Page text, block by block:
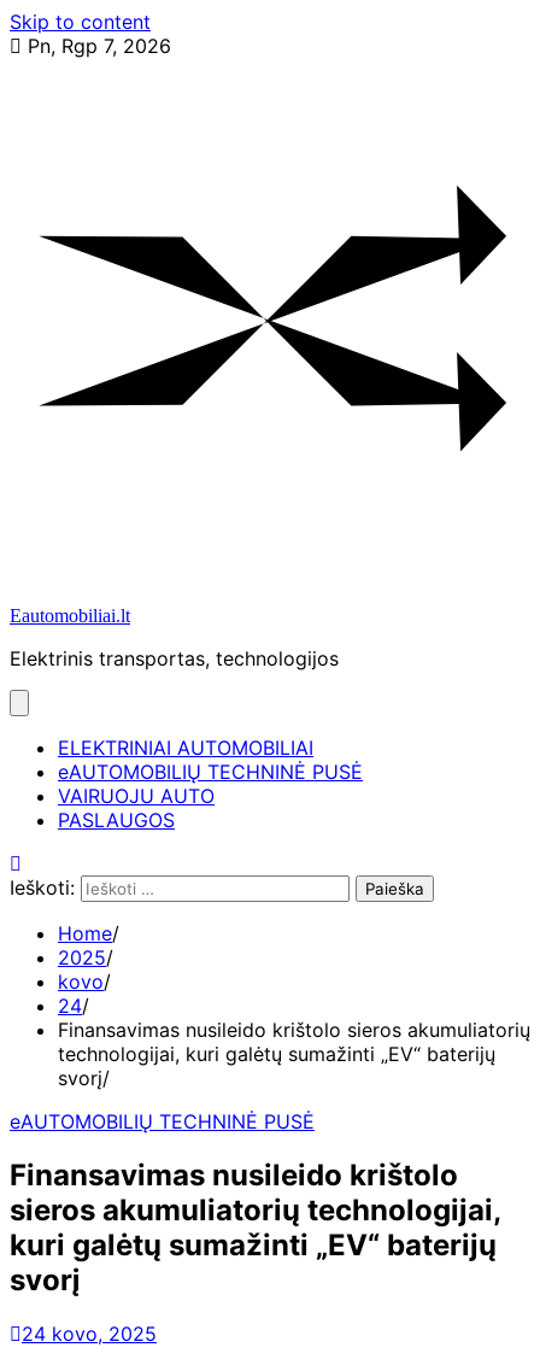
Skip to content
Pn, Rgp 7, 2026
Eautomobiliai.lt
Elektrinis transportas, technologijos
ELEKTRINIAI AUTOMOBILIAI
eAUTOMOBILIŲ TECHNINĖ PUSĖ
VAIRUOJU AUTO
PASLAUGOS
Ieškoti:
Home
2025
kovo
24
Finansavimas nusileido krištolo sieros akumuliatorių
technologijai, kuri galėtų sumažinti „EV“ baterijų
svorį
eAUTOMOBILIŲ TECHNINĖ PUSĖ
Finansavimas nusileido krištolo
sieros akumuliatorių technologijai,
kuri galėtų sumažinti „EV“ baterijų
svorį
24 kovo, 2025